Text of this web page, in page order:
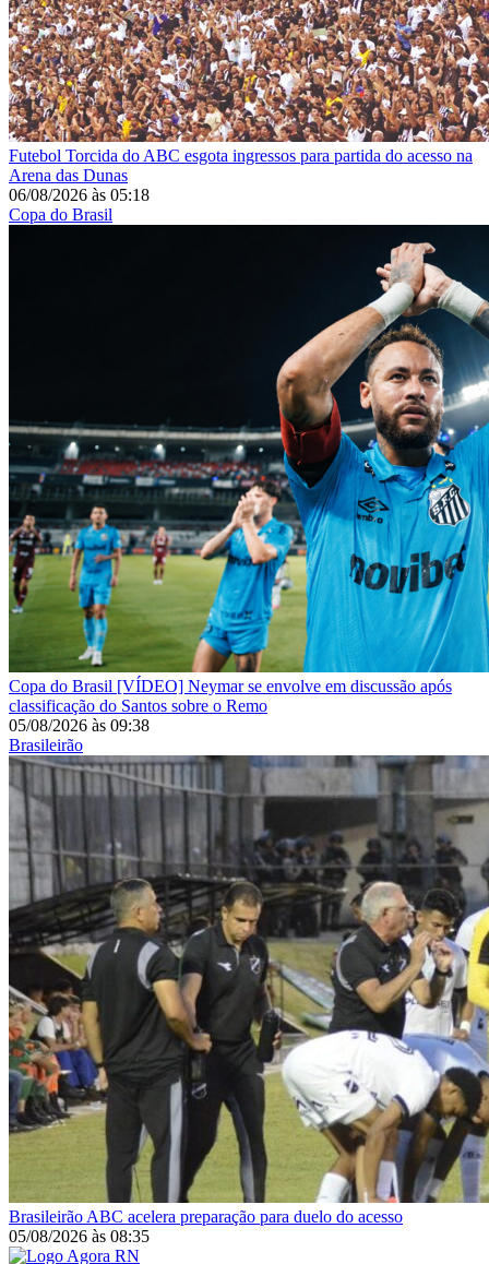
Futebol Torcida do ABC esgota ingressos para partida do acesso na
Arena das Dunas
06/08/2026 às 05:18
Copa do Brasil
Copa do Brasil [VÍDEO] Neymar se envolve em discussão após
classificação do Santos sobre o Remo
05/08/2026 às 09:38
Brasileirão
Brasileirão ABC acelera preparação para duelo do acesso
05/08/2026 às 08:35